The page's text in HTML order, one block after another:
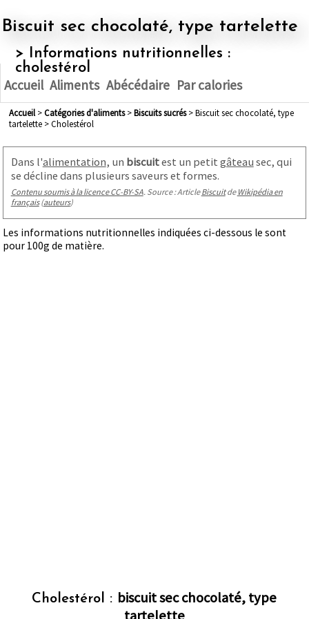
Biscuit sec chocolaté, type tartelette
> Informations nutritionnelles :
cholestérol
Accueil Aliments Abécédaire Par calories
Accueil> Catégories d'aliments> biscuits sucrés> Biscuit sec chocolaté, type
tartelette > Cholestérol
Dans l'alimentation, un biscuitest un petit gâteau sec, qui
se décline dans plusieurs saveurs et formes.
Contenu soumis à la licence CC-BY-SA. Source : ArticleBiscuitde Wikipédia en
français(auteurs)
Les informations nutritionnelles indiquées ci-dessous le sont
pour 100g de matière.
Cholestérol : biscuit sec chocolaté, type
tartelette